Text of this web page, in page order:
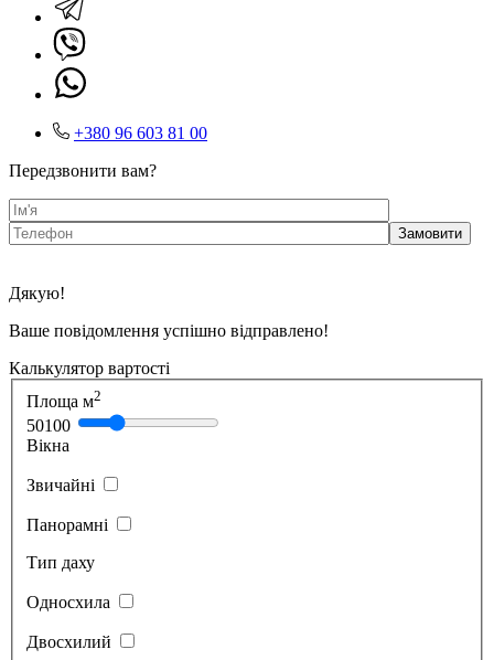
+380 96 603 81 00
Передзвонити вам?
Дякую!
Ваше повідомлення успішно відправлено!
Калькулятор вартості
Площа м2
50100
Вікна
Звичайні
Панорамні
Тип даху
Односхила
Двосхилий